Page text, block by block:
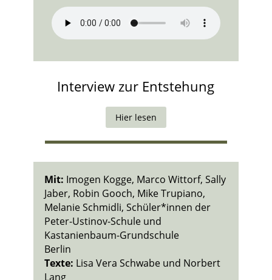
Interview zur Entstehung
Hier lesen
Mit: Imogen Kogge, Marco Wittorf, Sally
Jaber, Robin Gooch, Mike Trupiano,
Melanie Schmidli, Schüler*innen der
Peter-Ustinov-Schule und
Kastanienbaum-Grundschule
Berlin
Texte: Lisa Vera Schwabe und Norbert
Lang